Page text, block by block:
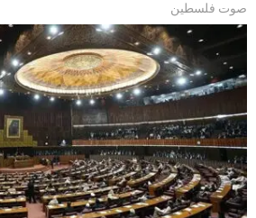
صوت فلسطين